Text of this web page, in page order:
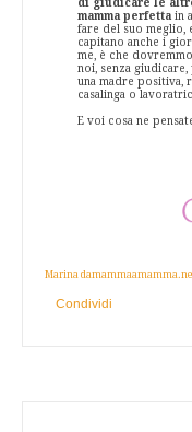
mamma perfetta in
fare del suo meglio,
capitano anche i
me, è che
noi, senza
una madre positiva,
casalinga o
E voi cosa ne
Marina
Condividi